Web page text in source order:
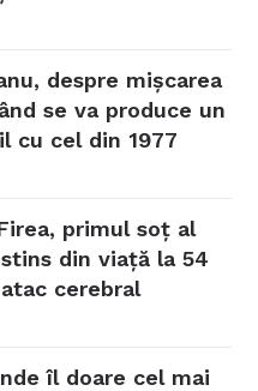
despre mișcarea
se va produce un
cu cel din 1977
primul soț al
din viață la 54
cerebral
îl doare cel mai